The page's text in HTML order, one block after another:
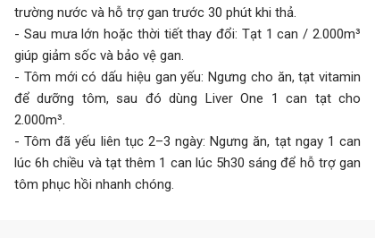
trường nước và hỗ trợ gan trước 30 phút khi thả.
- Sau mưa lớn hoặc thời tiết thay đổi: Tạt 1 can / 2.000m³
giúp giảm sốc và bảo vệ gan.
- Tôm mới có dấu hiệu gan yếu: Ngưng cho ăn, tạt vitamin
để dưỡng tôm, sau đó dùng Liver One 1 can tạt cho
2.000m³.
- Tôm đã yếu liên tục 2–3 ngày: Ngưng ăn, tạt ngay 1 can
lúc 6h chiều và tạt thêm 1 can lúc 5h30 sáng để hỗ trợ gan
tôm phục hồi nhanh chóng.